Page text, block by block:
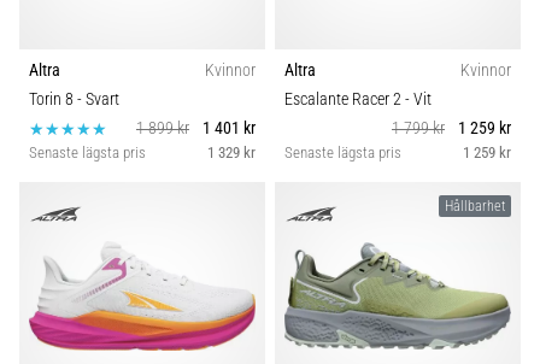
Altra
Kvinnor
Torin 8 - Svart
1 899 kr
1 401 kr
Senaste lägsta pris 1 329 kr
Altra
Kvinnor
Escalante Racer 2- Vit
1 799 kr
1 259 kr
Senaste lägsta pris 1 259 kr
Hållbarhet